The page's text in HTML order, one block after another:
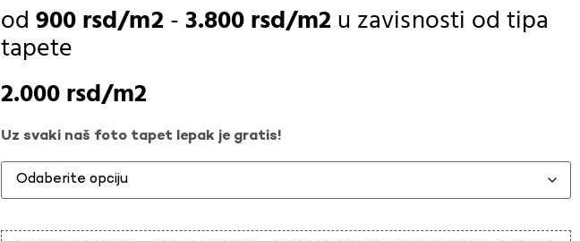
900rsd -3.800rsd u zavisnosti od tipa
tapete
2.000rsd
Uz svaki naš foto tapet lepak je gratis!